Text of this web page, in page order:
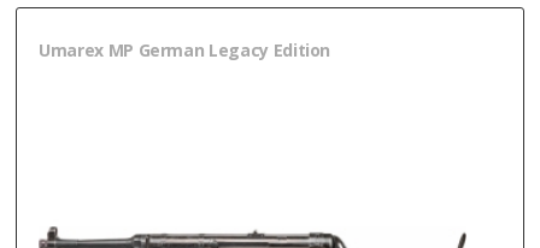
Umarex MP German Legacy Edition